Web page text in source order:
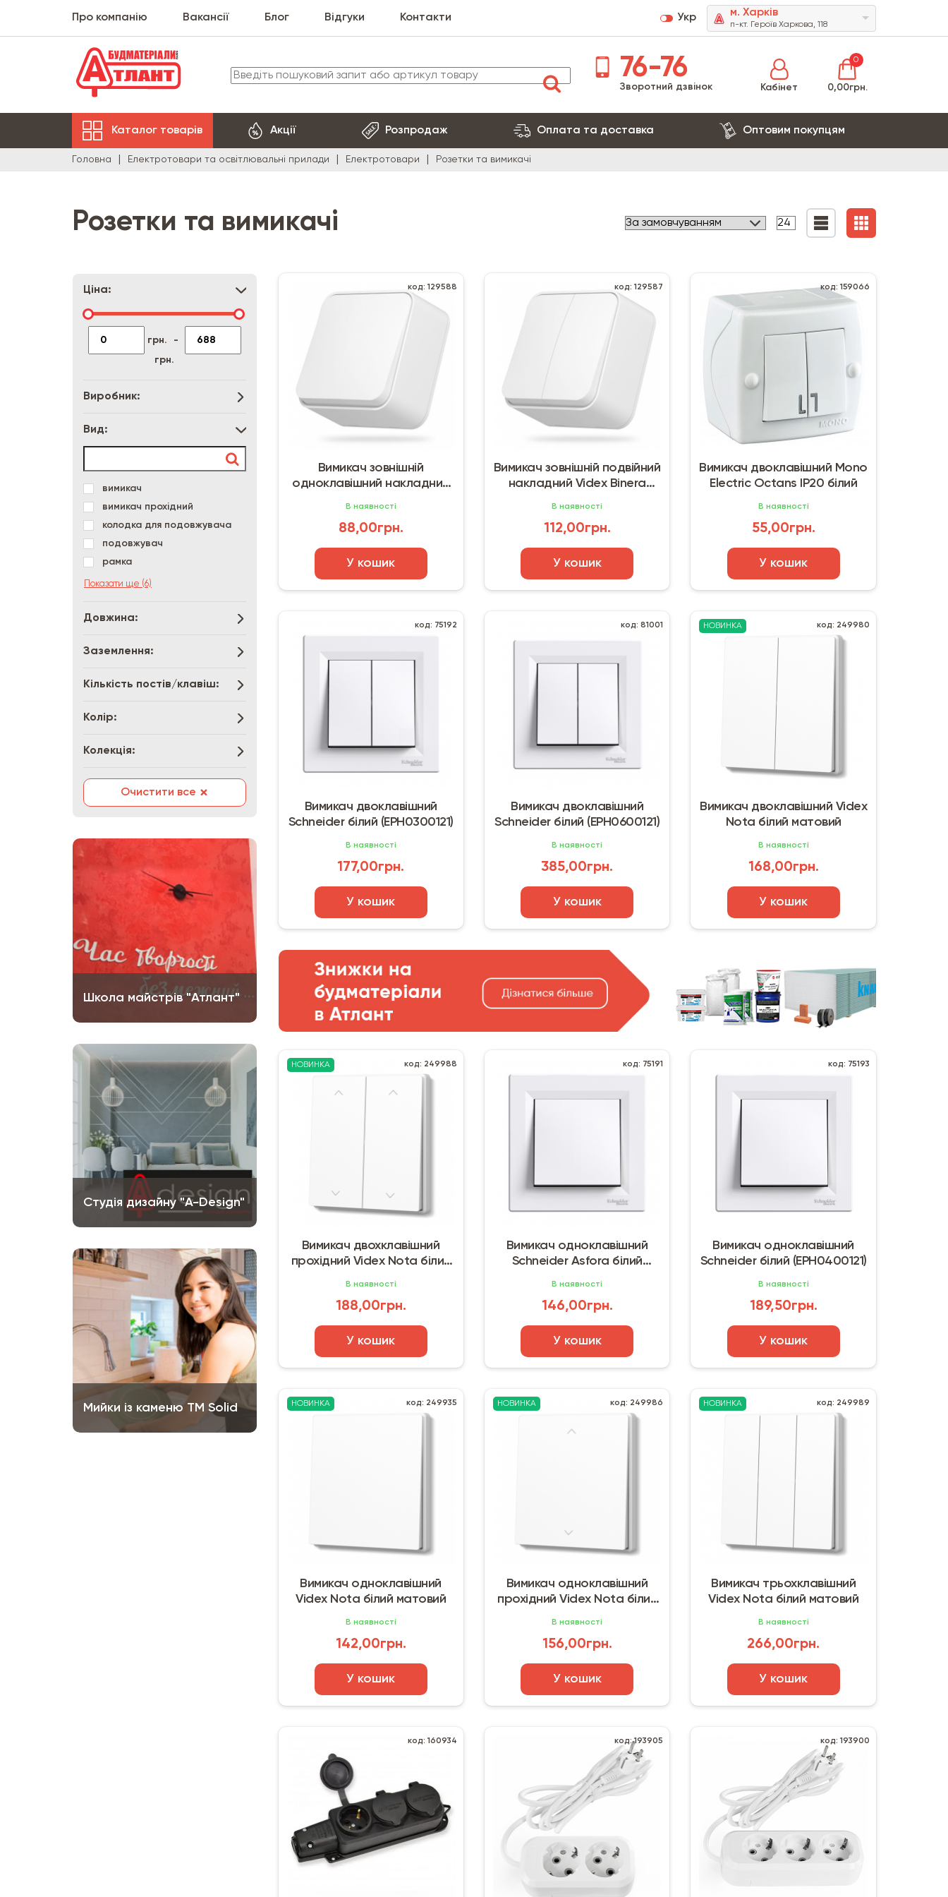
Про компанію Вакансії Блог Відгуки Контакти Укр м. Харків
п-кт. Героїв Харкова, 118
76-76
Зворотний дзвінок Кабінет
0
0,00грн.
Каталог товарів Акції Розпродаж Оплата та доставка Оптовим покупцям
Головна Електротовари та освітлювальні прилади Електротовари Розетки та вимикачі
Розетки та вимикачі
Ціна:
грн. -
грн.
Виробник:
Вид:
вимикач
вимикач прохідний
колодка для подовжувача
подовжувач
рамка
розетка
розетка TV
розетка телефонна
Показати ще (6)
Довжина:
Заземлення:
Кількість постів/клавіш:
Колір:
Колекція:
Очистити все ×
Школа майстрів "Атлант"
Студія дизайну "A-Design"
Мийки із каменю ТМ Solid
код: 129588
Вимикач зовнішній
одноклавішний накладний
В наявності
88,00грн.
У кошик
код: 129587
Вимикач зовнішній подвійний
накладний Videx Binera
В наявності
112,00грн.
У кошик
код: 159066
Вимикач двоклавішний Mono
Electric Octans IP20 білий
В наявності
55,00грн.
У кошик
код: 75192
Вимикач двоклавішний
Schneider білий (EPH0300121)
В наявності
177,00грн.
У кошик
код: 81001
Вимикач двоклавішний
Schneider білий (EPH0600121)
В наявності
385,00грн.
У кошик
НОВИНКА код: 249980
Вимикач двоклавішний Videx
Nota білий матовий
В наявності
168,00грн.
У кошик
НОВИНКА код: 249988
Вимикач двохклавішний
прохідний Videx Nota білий
В наявності
188,00грн.
У кошик
код: 75191
Вимикач одноклавішний
Schneider Asfora білий
В наявності
146,00грн.
У кошик
код: 75193
Вимикач одноклавішний
Schneider білий (EPH0400121)
В наявності
189,50грн.
У кошик
НОВИНКА код: 249935
Вимикач одноклавішний
Videx Nota білий матовий
В наявності
142,00грн.
У кошик
НОВИНКА код: 249986
Вимикач одноклавішний
прохідний Videx Nota білий
В наявності
156,00грн.
У кошик
НОВИНКА код: 249989
Вимикач трьохклавішний
Videx Nota білий матовий
В наявності
266,00грн.
У кошик
код: 160934 код: 193905 код: 193900